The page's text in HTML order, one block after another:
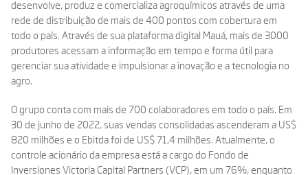
desenvolve, produz e comercializa agroquímicos através de uma
rede de distribuição de mais de 400 pontos com cobertura em
todo o país. Através de sua plataforma digital Mauá, mais de 3000
produtores acessam a informação em tempo e forma útil para
gerenciar sua atividade e impulsionar a inovação e a tecnologia no
agro.
O grupo conta com mais de 700 colaboradores em todo o país. Em
30 de junho de 2022, suas vendas consolidadas ascenderam a US$
820 milhões e o Ebitda foi de US$ 71,4 milhões. Atualmente, o
controle acionário da empresa está a cargo do Fondo de
Inversiones Victoria Capital Partners (VCP), em um 76%, enquanto